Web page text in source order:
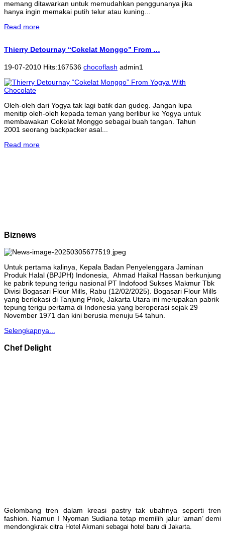
memang ditawarkan untuk memudahkan penggunanya jika
hanya ingin memakai putih telur atau kuning...
Read more
Thierry Detournay “Cokelat Monggo” From …
19-07-2010 Hits:167536 chocoflash admin1
Oleh-oleh dari Yogya tak lagi batik dan gudeg. Jangan lupa
menitip oleh-oleh kepada teman yang berlibur ke Yogya untuk
membawakan Cokelat Monggo sebagai buah tangan. Tahun
2001 seorang backpacker asal...
Read more
Biznews
Untuk pertama kalinya, Kepala Badan Penyelenggara Jaminan
Produk Halal (BPJPH) Indonesia, Ahmad Haikal Hassan berkunjung
ke pabrik tepung terigu nasional PT Indofood Sukses Makmur Tbk
Divisi Bogasari Flour Mills, Rabu (12/02/2025). Bogasari Flour Mills
yang berlokasi di Tanjung Priok, Jakarta Utara ini merupakan pabrik
tepung terigu pertama di Indonesia yang beroperasi sejak 29
November 1971 dan kini berusia menuju 54 tahun.
Selengkapnya...
Chef Delight
Gelombang tren dalam kreasi pastry tak ubahnya seperti tren
fashion. Namun I Nyoman Sudiana tetap memilih jalur ‘aman’ demi
mendongkrak citra Hotel Akmani sebagai hotel baru di Jakarta.